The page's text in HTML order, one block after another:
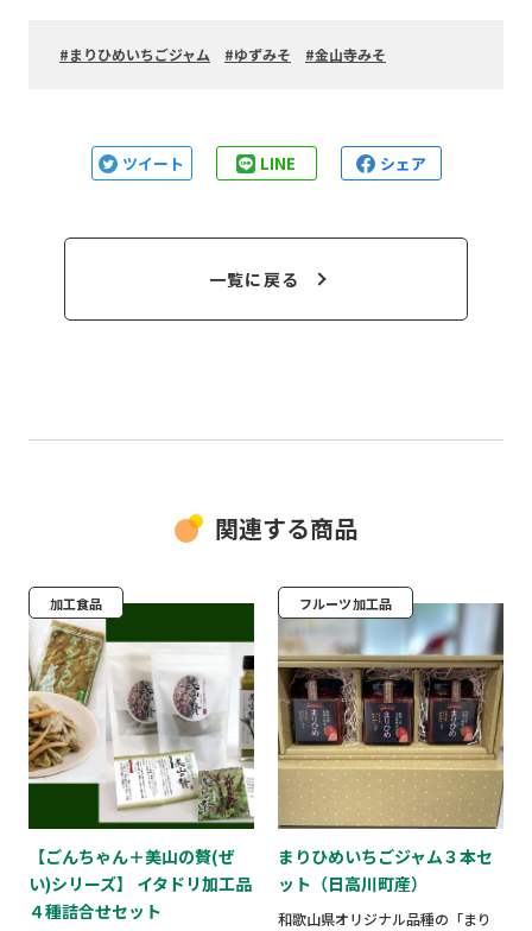
まりひめいちごジャム ゆずみそ 金山寺みそ
ツイート LINE シェア
一覧に戻る
関連する商品
加工食品
【ごんちゃん＋美山の贅(ぜ
い)シリーズ】 イタドリ加工品
４種詰合せセット
フルーツ加工品
まりひめいちごジャム３本セ
ット（日高川町産）
和歌山県オリジナル品種の「まり